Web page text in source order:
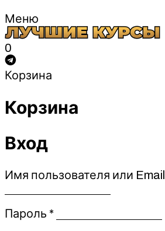
Меню
0
Корзина
Корзина
Вход
Имя пользователя или Email
Пароль *Обязательно